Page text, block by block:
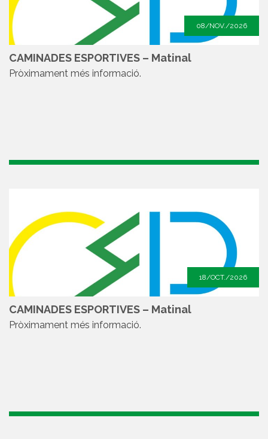
08/NOV./2026
CAMINADES ESPORTIVES – Matinal
Pròximament més informació.
18/OCT./2026
CAMINADES ESPORTIVES – Matinal
Pròximament més informació.